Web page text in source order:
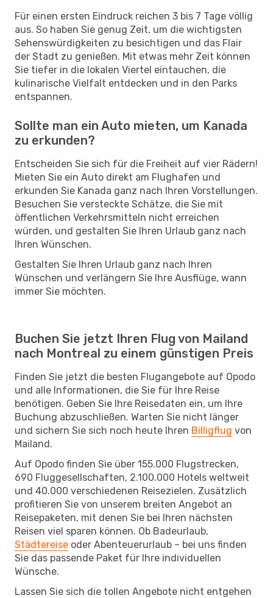
Für einen ersten Eindruck reichen 3 bis 7 Tage völlig
aus. So haben Sie genug Zeit, um die wichtigsten
Sehenswürdigkeiten zu besichtigen und das Flair
der Stadt zu genießen. Mit etwas mehr Zeit können
Sie tiefer in die lokalen Viertel eintauchen, die
kulinarische Vielfalt entdecken und in den Parks
entspannen.
Sollte man ein Auto mieten, um Kanada
zu erkunden?
Entscheiden Sie sich für die Freiheit auf vier Rädern!
Mieten Sie ein Auto direkt am Flughafen und
erkunden Sie Kanada ganz nach Ihren Vorstellungen.
Besuchen Sie versteckte Schätze, die Sie mit
öffentlichen Verkehrsmitteln nicht erreichen
würden, und gestalten Sie Ihren Urlaub ganz nach
Ihren Wünschen.
Gestalten Sie Ihren Urlaub ganz nach Ihren
Wünschen und verlängern Sie Ihre Ausflüge, wann
immer Sie möchten.
Buchen Sie jetzt Ihren Flug von Mailand
nach Montreal zu einem günstigen Preis
Finden Sie jetzt die besten Flugangebote auf Opodo
und alle Informationen, die Sie für Ihre Reise
benötigen. Geben Sie Ihre Reisedaten ein, um Ihre
Buchung abzuschließen. Warten Sie nicht länger
und sichern Sie sich noch heute Ihren Billigflug von
Mailand.
Auf Opodo finden Sie über 155.000 Flugstrecken,
690 Fluggesellschaften, 2.100.000 Hotels weltweit
und 40.000 verschiedenen Reisezielen. Zusätzlich
profitieren Sie von unserem breiten Angebot an
Reisepaketen, mit denen Sie bei Ihren nächsten
Reisen viel sparen können. Ob Badeurlaub,
Städtereise oder Abenteuerurlaub – bei uns finden
Sie das passende Paket für Ihre individuellen
Wünsche.
Lassen Sie sich die tollen Angebote nicht entgehen